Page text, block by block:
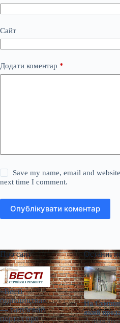
Сайт
Додати коментар *
Save my name, email and
next time I comment.
Опублікувати коментар
Про сайт
«Весті
будівництва»
— галузевий
портал про
Останні
На
який
Діана